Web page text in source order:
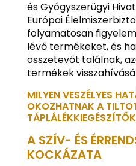
és Gyógyszerügyi
Európai
folyamatosan
lévő termékeket, és
összetevőt találnak,
termékek
MILYEN VESZÉLYES
OKOZHATNAK A
A SZÍV- ÉS
KOCKÁZATA